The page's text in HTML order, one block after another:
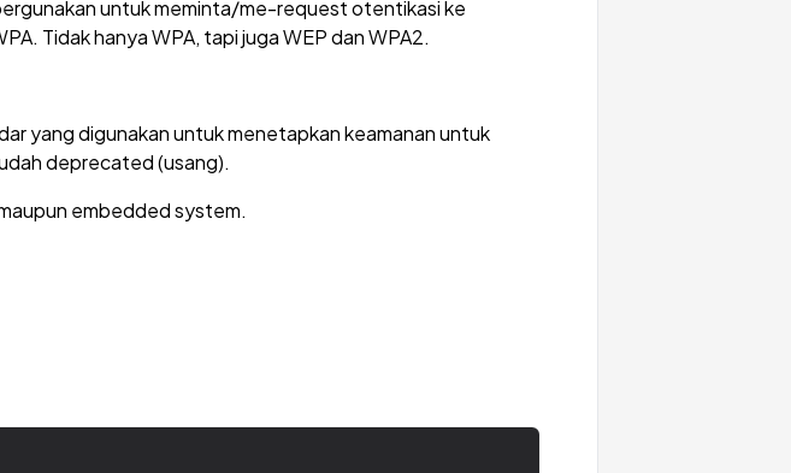
untuk meminta/me-request otentikasi ke
Tidak hanya WPA, tapi juga WEP dan WPA2.
yang digunakan untuk menetapkan keamanan untuk
deprecated (usang).
embedded system.